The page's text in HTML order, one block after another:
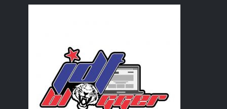
Belon Udara Panas Lakukan Pendaratan Cemas
Pantang Larang Seorang Abah
Cara Betul Tanam Serai
Koleksi PU Azman : Iron Tudung
Siram Bayem..
2018Bestnine : Korang dah ada?
WW: Realiti Hidup Seorang Jurutera Awam
Site Diary: Monthly Progress of Our Project